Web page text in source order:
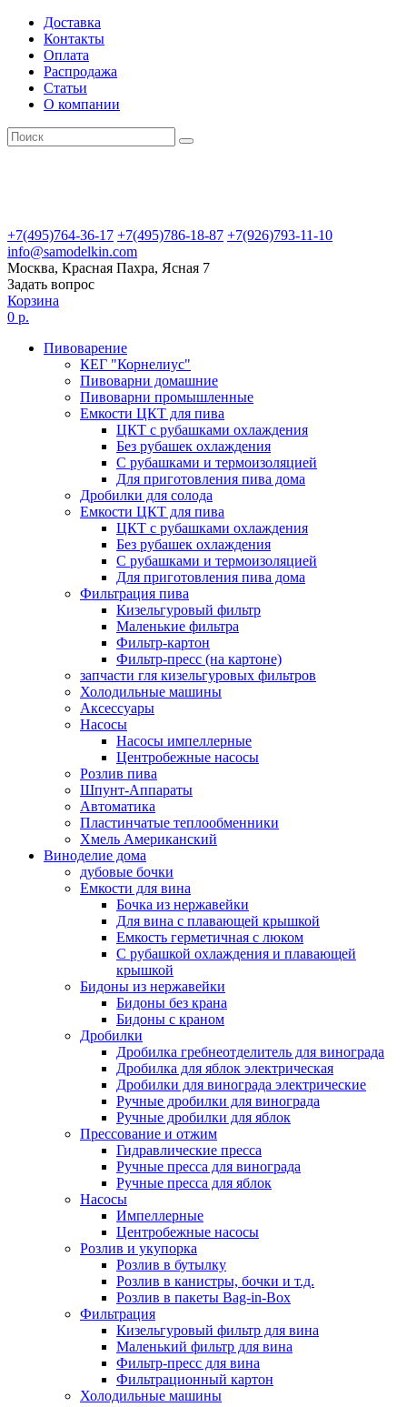
Доставка
Контакты
Оплата
Распродажа
Статьи
О компании
+7(495)764-36-17 +7(495)786-18-87 +7(926)793-11-10
info@samodelkin.com
Москва, Красная Пахра, Ясная 7
Задать вопрос
Корзина
0 р.
Пивоварение
КЕГ "Корнелиус"
Пивоварни домашние
Пивоварни промышленные
Емкости ЦКТ для пива
ЦКТ с рубашками охлаждения
Без рубашек охлаждения
С рубашками и термоизоляцией
Для приготовления пива дома
Дробилки для солода
Емкости ЦКТ для пива
ЦКТ с рубашками охлаждения
Без рубашек охлаждения
С рубашками и термоизоляцией
Для приготовления пива дома
Фильтрация пива
Кизельгуровый фильтр
Маленькие фильтра
Фильтр-картон
Фильтр-пресс (на картоне)
запчасти гля кизельгуровых фильтров
Холодильные машины
Аксессуары
Насосы
Насосы импеллерные
Центробежные насосы
Розлив пива
Шпунт-Аппараты
Автоматика
Пластинчатые теплообменники
Хмель Американский
Виноделие дома
дубовые бочки
Емкости для вина
Бочка из нержавейки
Для вина с плавающей крышкой
Емкость герметичная с люком
С рубашкой охлаждения и плавающей
крышкой
Бидоны из нержавейки
Бидоны без крана
Бидоны с краном
Дробилки
Дробилка гребнеотделитель для винограда
Дробилка для яблок электрическая
Дробилки для винограда электрические
Ручные дробилки для винограда
Ручные дробилки для яблок
Прессование и отжим
Гидравлические пресса
Ручные пресса для винограда
Ручные пресса для яблок
Насосы
Импеллерные
Центробежные насосы
Розлив и укупорка
Розлив в бутылку
Розлив в канистры, бочки и т.д.
Розлив в пакеты Bag-in-Box
Фильтрация
Кизельгуровый фильтр для вина
Маленький фильтр для вина
Фильтр-пресс для вина
Фильтрационный картон
Холодильные машины